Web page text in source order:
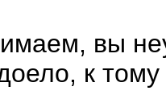
вы
к